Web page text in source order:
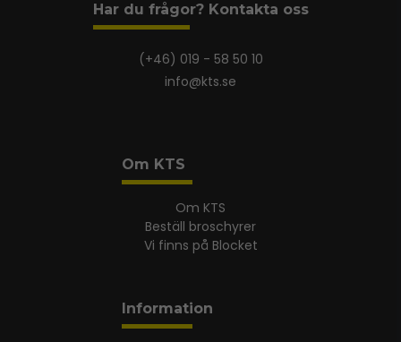
Har du frågor? Kontakta oss
(+46) 019 - 58 50 10
info@kts.se
Om KTS
Om KTS
Beställ broschyrer
Vi finns på Blocket
Information